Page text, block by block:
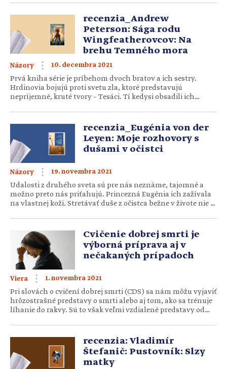
(teraz už manželských) párov, ktoré si to prežili. Na sociálnej
sieti Facebook som poprosila veriacich manželov, aby sa […]
recenzia_Andrew
Peterson: Sága rodu
Wingfeatherovcov: Na
brehu Temného mora
Názory 10. decembra 2021
Prvá kniha série je príbehom dvoch bratov a ich sestry.
Hrdinovia bojujú proti svetu zla, ktoré predstavujú
nepríjemné, kruté tvory – Tesáci. Tí kedysi obsadili ich
znázornené nielen skutkami, ale aj odpudivým výzorom s
podobou jaštera a chrlením jedu. V protiklade stojí najmä
rodina Igibyovcov z […]recenzia_Eugénia von der
Leyen: Moje rozhovory s
dušami v očistci
Názory 19. novembra 2021
Udalosti z druhého sveta sú pre nás neznáme, tajomné a
možno preto nás priťahujú. Princezná Eugénia ich zažívala
na vlastnej koži. Stretávať duše z očistca bežne v živote nie je
chvíľu jej príbeh a príbehy mnohých iných duší. Čítať si o
tom, ako sa zrazu niekto […]Cvičenie dobrej smrti je
výborná príprava aj v
nečakaných prípadoch
Viera 1. novembra 2021
Pri slovách o cvičení dobrej smrti (CDS) sa nám môžu vyjaviť
hrôzostrašné predstavy o smrti alebo aj tom, ako sa trénuje
líhanie do rakvy. Sú to však veľmi vzdialené predstavy od
Ondrej Puček, SDB, vysvetľuje, čo ňou myslel. Pojem cvičenie
dobrej smrti (CDS) sa v […]recenzia: Vladimír
Štefanič: Pustovník: Slzy
matky